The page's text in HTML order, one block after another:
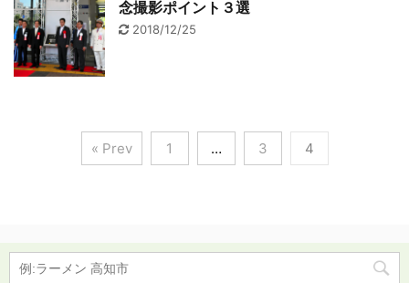
念撮影ポイント３選
2018/12/25
« Prev 1 … 3 4